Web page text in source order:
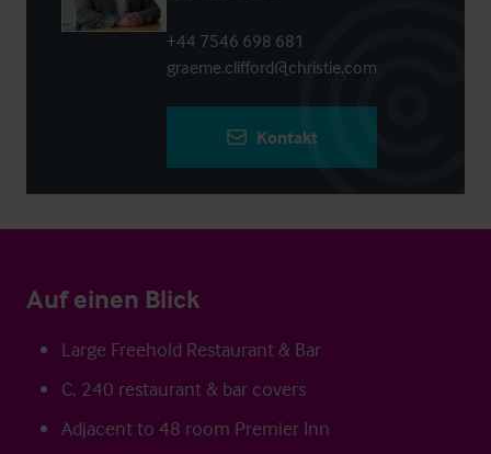
+44 7546 698 681
graeme.clifford@christie.com
Kontakt
Auf einen Blick
Large Freehold Restaurant & Bar
C. 240 restaurant & bar covers
Adjacent to 48 room Premier Inn